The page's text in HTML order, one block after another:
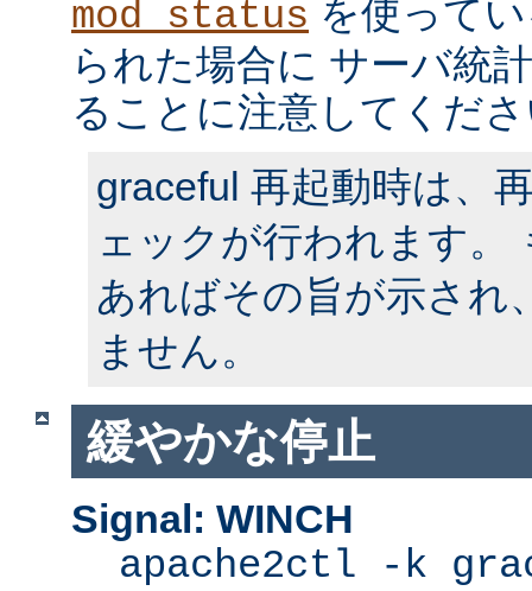
mod_status を使って
られた場合に サーバ統
ることに注意してくだ
graceful 再起動時は、
ェックが行われます。
あればその旨が示され
ません。
緩やかな停止
Signal: WINCH
apache2ctl -k